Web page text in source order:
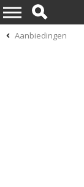
Aanbiedingen